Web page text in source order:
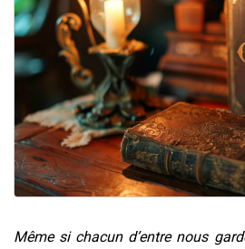
Il reste 49 places
2 nouvelles
Même si chacun d’entre nous